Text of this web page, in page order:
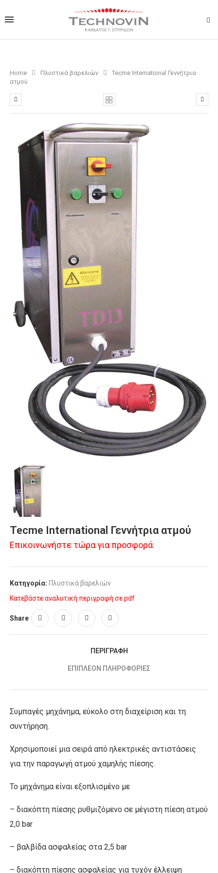
Home Πλυστικά βαρελιών
Tecme International Γεννήτρια
ατμού
Tecme International Γεννήτρια ατμού
Επικοινωνήστε τώρα για προσφορά
Κατηγορία: Πλυστικά βαρελιών
Κατεβάστε αναλυτική περιγραφή σε pdf
Share
ΠΕΡΙΓΡΑΦΉ
ΕΠΙΠΛΈΟΝ ΠΛΗΡΟΦΟΡΊΕΣ
Συμπαγές μηχάνημα, εύκολο στη διαχείριση και τη
συντήρηση.
Χρησιμοποιεί μια σειρά από ηλεκτρικές αντιστάσεις
για την παραγωγή ατμού χαμηλής πίεσης.
Το μηχάνημα είναι εξοπλισμένο με
– διακόπτη πίεσης ρυθμιζόμενο σε μέγιστη πίεση ατμού
2,0 bar
– βαλβίδα ασφαλείας στα 2,5 bar
– διακόπτη πίεσης ασφαλείας για τυχόν έλλειψη